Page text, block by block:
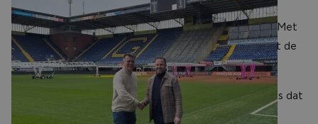
Energy is de expert in strategisch en operationeel
energiebeheer voor de bouw, vastgoed en industrie. Met
Jürgen van den Elshout heeft Cedrus een bekende uit de
NAC Businessclub en bovenal supporter aan boord!
Jürgen van den Elshout (CFO): ‘’Wij zijn natuurlijk trots dat
we de energiebeheerder en -leverancier van NAC zijn